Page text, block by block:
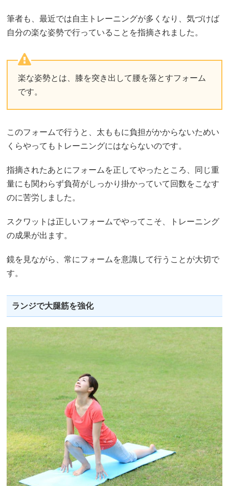
筆者も、最近では自主トレーニングが多くなり、気づけば
自分の楽な姿勢で行っていることを指摘されました。
楽な姿勢とは、膝を突き出して腰を落とすフォーム
です。
このフォームで行うと、太ももに負担がかからないためい
くらやってもトレーニングにはならないのです。
指摘されたあとにフォームを正してやったところ、同じ重
量にも関わらず負荷がしっかり掛かっていて回数をこなす
のに苦労しました。
スクワットは正しいフォームでやってこそ、トレーニング
の成果が出ます。
鏡を見ながら、常にフォームを意識して行うことが大切で
す。
ランジで大腿筋を強化